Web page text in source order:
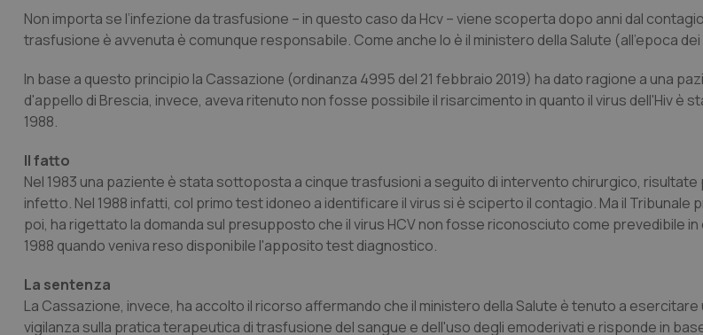
Non importa se l’infezione da trasfusione – in questo caso da Hcv – viene scoperta dopo anni dal
trasfusione è avvenuta è comunque responsabile. Come anche lo è il ministero della Salute (all’epoca
In base a questo principio la Cassazione (ordinanza 4995 del 21 febbraio 2019) ha dato ragione a una
d'appello di Brescia, invece, aveva ritenuto non fosse possibile il risarcimento in quanto il virus dell'Hiv è
1988.
Il fatto
Nel 1983 una paziente è stata sottoposta a cinque trasfusioni a seguito di intervento chirurgico,
infetto. Nel 1988 infatti, col primo test idoneo a identificare il virus si è sciperto il contagio. Ma il Tribunale
poi, ha rigettato la domanda sul presupposto che il virus HCV non fosse riconosciuto come prevedibile
1988 quando veniva reso disponibile l'apposito test diagnostico.
La sentenza
La Cassazione, invece, ha accolto il ricorso affermando che il ministero della Salute è tenuto a esercitare
vigilanza sulla pratica terapeutica di trasfusione del sangue e dell'uso degli emoderivati e risponde in